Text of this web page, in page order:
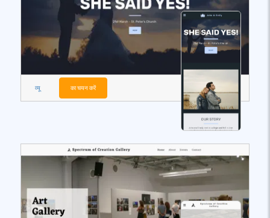
व्यू का चयन करें